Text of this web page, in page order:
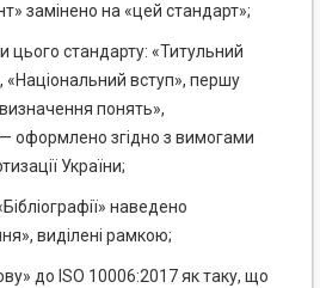
замінено на «цей стандарт»;
цього стандарту: «Титульний
вступ», першу
понять»,
— оформлено згідно з вимогами
України;
наведено
виділені рамкою;
до ISO 10006:2017 як таку, що